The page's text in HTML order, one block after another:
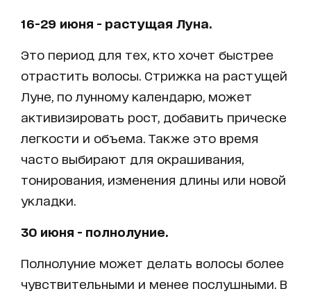
16-29 июня - растущая Луна.
Это период для тех, кто хочет быстрее
отрастить волосы. Стрижка на растущей
Луне, по лунному календарю, может
активизировать рост, добавить прическе
легкости и объема. Также это время
часто выбирают для окрашивания,
тонирования, изменения длины или новой
укладки.
30 июня - полнолуние.
Полнолуние может делать волосы более
чувствительными и менее послушными. В